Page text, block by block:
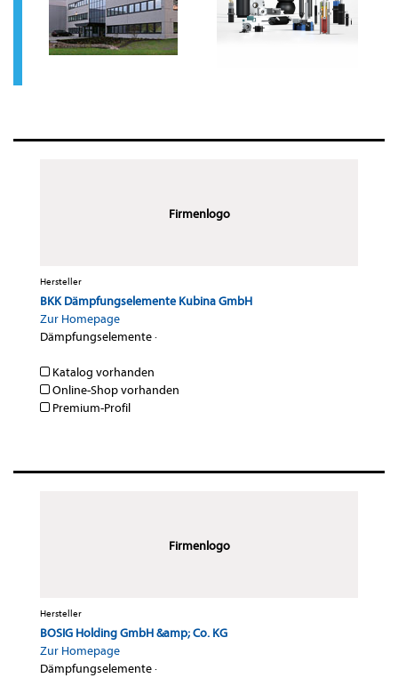
Firmenlogo
Hersteller
BKK Dämpfungselemente Kubina GmbH
Zur Homepage
Dämpfungselemente·
Katalog vorhanden
Online-Shop vorhanden
Premium-Profil
Firmenlogo
Hersteller
BOSIG Holding GmbH &amp; Co. KG
Zur Homepage
Dämpfungselemente·